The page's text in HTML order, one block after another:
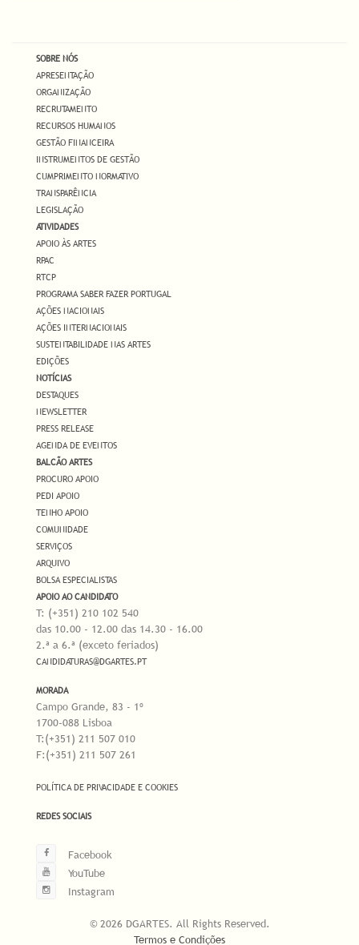
SOBRE NÓS
APRESENTAÇÃO
ORGANIZAÇÃO
RECRUTAMENTO
RECURSOS HUMANOS
GESTÃO FINANCEIRA
INSTRUMENTOS DE GESTÃO
CUMPRIMENTO NORMATIVO
TRANSPARÊNCIA
LEGISLAÇÃO
ATIVIDADES
APOIO ÀS ARTES
RPAC
RTCP
PROGRAMA SABER FAZER PORTUGAL
AÇÕES NACIONAIS
AÇÕES INTERNACIONAIS
SUSTENTABILIDADE NAS ARTES
EDIÇÕES
NOTÍCIAS
DESTAQUES
NEWSLETTER
PRESS RELEASE
AGENDA DE EVENTOS
BALCÃO ARTES
PROCURO APOIO
PEDI APOIO
TENHO APOIO
COMUNIDADE
SERVIÇOS
ARQUIVO
BOLSA ESPECIALISTAS
APOIO AO CANDIDATO
T: (+351) 210 102 540
das 10.00 - 12.00 das 14.30 - 16.00
2.ª a 6.ª (exceto feriados)
CANDIDATURAS@DGARTES.PT
MORADA
Campo Grande, 83 - 1º
1700-088 Lisboa
T:(+351) 211 507 010
F:(+351) 211 507 261
POLÍTICA DE PRIVACIDADE E COOKIES
REDES SOCIAIS
Facebook
YouTube
Instagram
© 2026 DGARTES. All Rights Reserved.
Termos e Condições